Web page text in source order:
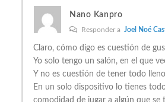
Nano Kanpro
Responder a Joel Noé
Claro, cómo digo es cuestión de
Yo solo tengo un salón, en el que
Y no es cuestión de tener todo
En un solo dispositivo lo tienes
comodidad de jugar a algún que se